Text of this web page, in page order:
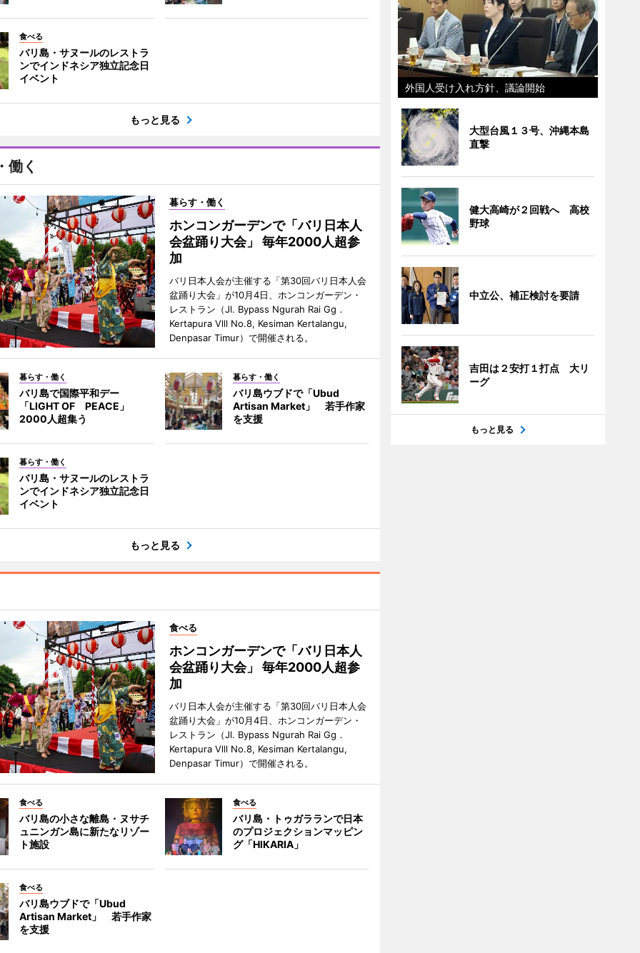
食べる
バリ島・サヌールのレストラ
ンでインドネシア独立記念日
イベント
もっと見る
働く
暮らす・働く
ホンコンガーデンで「バリ日本人
会盆踊り大会」 毎年2000人超参
加
バリ日本人会が主催する「第30回バリ日本人会
盆踊り大会」が10月4日、ホンコンガーデン・
レストラン（Jl. Bypass Ngurah Rai Gg．
Kertapura Vlll No.8, Kesiman Kertalangu,
Denpasar Timur）で開催される。
暮らす・働く
バリ島で国際平和デー
「LIGHT OF PEACE」
2000人超集う
暮らす・働く
バリ島ウブドで「Ubud
Artisan Market」 若手作家
を支援
暮らす・働く
バリ島・サヌールのレストラ
ンでインドネシア独立記念日
イベント
もっと見る
食べる
ホンコンガーデンで「バリ日本人
会盆踊り大会」 毎年2000人超参
加
バリ日本人会が主催する「第30回バリ日本人会
盆踊り大会」が10月4日、ホンコンガーデン・
レストラン（Jl. Bypass Ngurah Rai Gg．
Kertapura Vlll No.8, Kesiman Kertalangu,
Denpasar Timur）で開催される。
食べる
バリ島の小さな離島・ヌサチ
ュニンガン島に新たなリゾー
ト施設
食べる
バリ島・トゥガラランで日本
のプロジェクションマッピン
グ「HIKARIA」
食べる
バリ島ウブドで「Ubud
Artisan Market」 若手作家
を支援
外国人受け入れ方針、議論開始
大型台風１３号、沖縄本島
直撃
健大高崎が２回戦へ 高校
野球
中立公、補正検討を要請
吉田は２安打１打点 大リ
ーグ
もっと見る